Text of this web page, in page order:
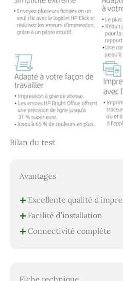
Bilan du test
Avantages
+Excellente qualité
+Facilité d’installation
+Connectivité complète